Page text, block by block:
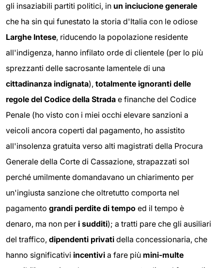
gli insaziabili partiti politici, in un inciucione generale
che ha sin qui funestato la storia d'Italia con le odiose
Larghe Intese, riducendo la popolazione residente
all'indigenza, hanno infilato orde di clientele (per lo più
sprezzanti delle sacrosante lamentele di una
cittadinanza indignata), totalmente ignoranti delle
regole del Codice della Strada e finanche del Codice
Penale (ho visto con i miei occhi elevare sanzioni a
veicoli ancora coperti dal pagamento, ho assistito
all'insolenza gratuita verso alti magistrati della Procura
Generale della Corte di Cassazione, strapazzati sol
perché umilmente domandavano un chiarimento per
un'ingiusta sanzione che oltretutto comporta nel
pagamento grandi perdite di tempo ed il tempo è
denaro, ma non per i sudditi); a tratti pare che gli ausiliari
del traffico, dipendenti privati della concessionaria, che
hanno significativi incentivi a fare più mini-multe